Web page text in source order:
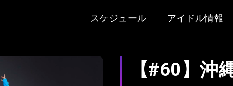
スケジュール アイドル情報
【#60】沖